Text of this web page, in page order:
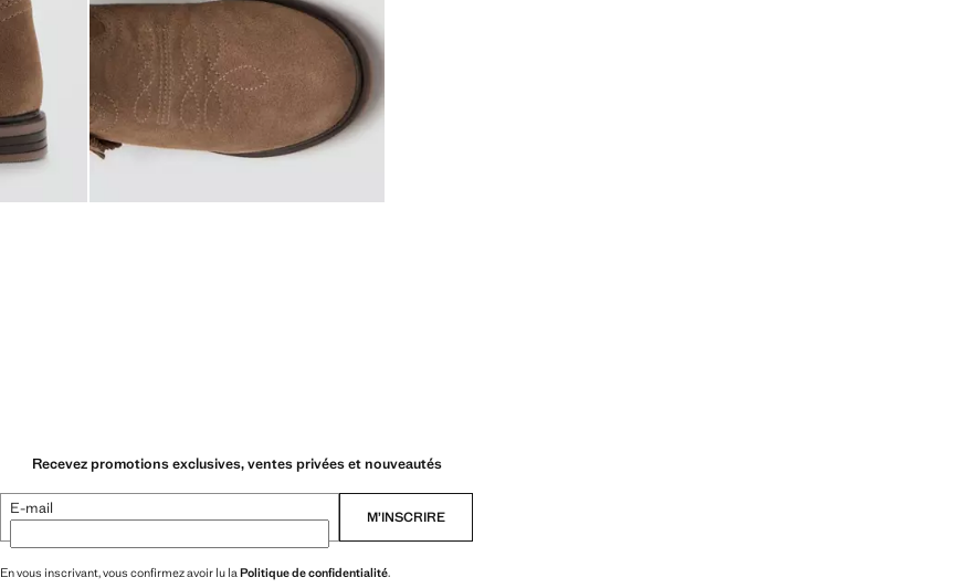
Recevez promotions exclusives, ventes privées et nouveautés
E-mail M’INSCRIRE
En vous inscrivant, vous confirmez avoir lu laPolitique de confidentialité.